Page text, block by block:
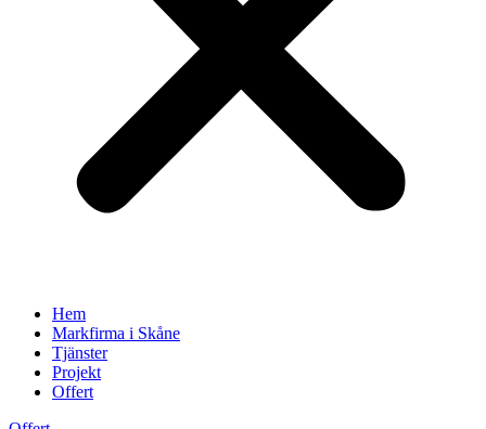
Hem
Markfirma i Skåne
Tjänster
Projekt
Offert